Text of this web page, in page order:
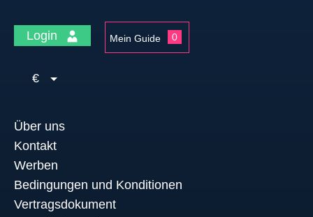
Login Mein Guide 0
€
Über uns
Kontakt
Werben
Bedingungen und Konditionen
Vertragsdokument